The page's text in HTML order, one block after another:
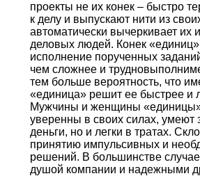
проекты не их конек – быстро
к делу и выпускают нити из
автоматически вычеркивает их
деловых людей. Конек
исполнение порученных
чем сложнее и
тем больше вероятность, что
«единица» решит ее быстрее и
Мужчины и женщины
уверенны в своих силах, умеют
деньги, но и легки в тратах.
принятию импульсивных и
решений. В большинстве
душой компании и надежными